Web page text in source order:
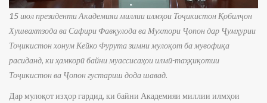
15 июл президенти Академияи миллии илмҳои Тоҷикистон Қобилҷон
Хушвахтзода ва Сафири Фавқулода ва Мухтори Ҷопон дар Ҷумҳурии
Тоҷикистон хонум Кейко Фурута зимни мулоқот ба мувофиқа
расиданд, ки ҳамкорӣ байни муассисаҳои илмӣ-таҳқиқотии
Тоҷикистон ва Ҷопон густариш дода шавад.
Дар мулоқот изҳор гардид, ки байни Академияи миллии илмҳои